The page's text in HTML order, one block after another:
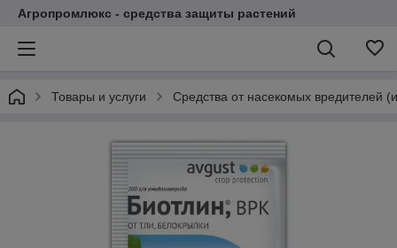
Агропромлюкс - средства защиты растений
Товары и услуги Средства от насекомых вредителей